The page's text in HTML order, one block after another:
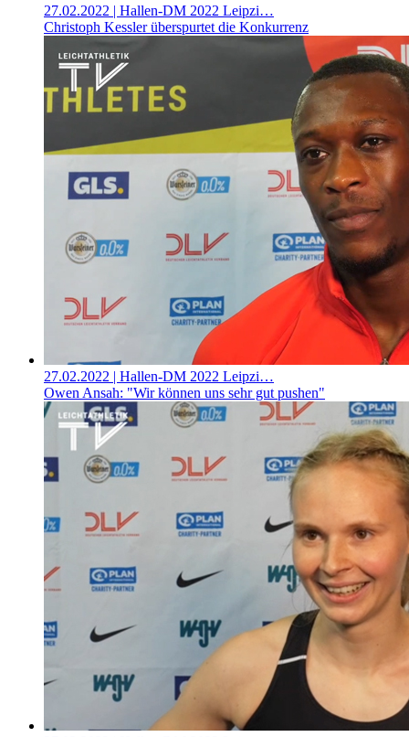
27.02.2022 | Hallen-DM 2022 Leipzi…
Christoph Kessler überspurtet die Konkurrenz
27.02.2022 | Hallen-DM 2022 Leipzi…
Owen Ansah: "Wir können uns sehr gut pushen"